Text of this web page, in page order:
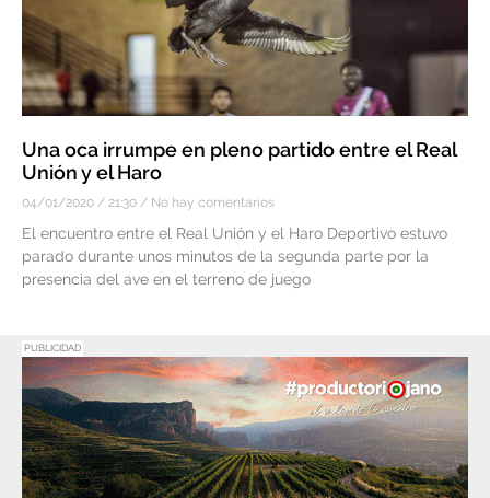
Una oca irrumpe en pleno partido entre el Real
Unión y el Haro
04/01/2020 21:30 No hay comentarios
El encuentro entre el Real Unión y el Haro Deportivo estuvo
parado durante unos minutos de la segunda parte por la
presencia del ave en el terreno de juego
PUBLICIDAD